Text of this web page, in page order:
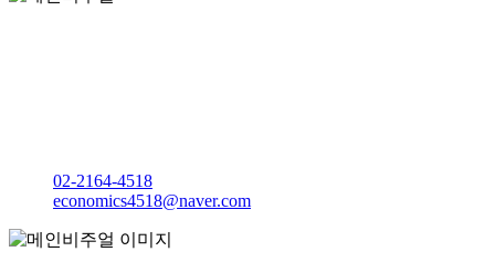
02-2164-4518
economics4518@naver.com